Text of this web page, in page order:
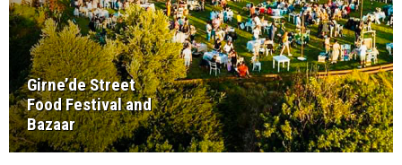
Girne’de Street
Food Festival and
Bazaar